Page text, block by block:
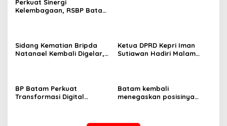
Perkuat Sinergi
Kelembagaan, RSBP Batam
Sidang Kematian Bripda
Natanael Kembali Digelar,
Ketua DPRD Kepri Iman
Sutiawan Hadiri Malam
BP Batam Perkuat
Transformasi Digital
Batam kembali
menegaskan posisinya
Indonesia